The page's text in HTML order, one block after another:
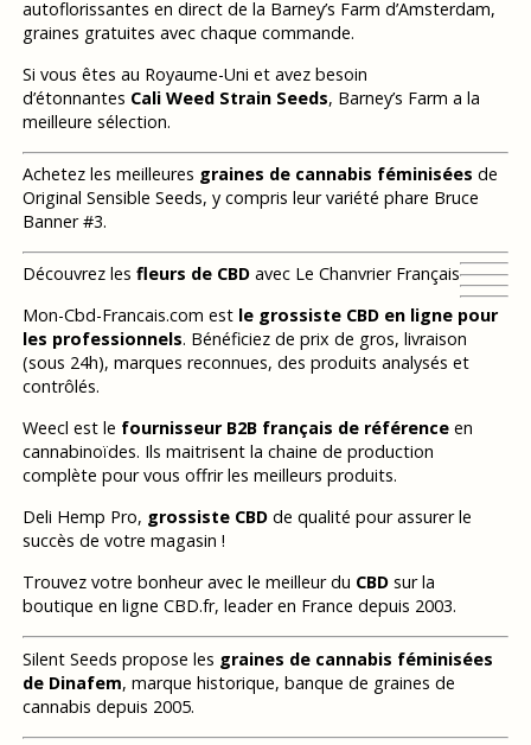
autoflorissantes en direct de la Barney’s Farm d’Amsterdam,
graines gratuites avec chaque commande.
Si vous êtes au Royaume-Uni et avez besoin
d’étonnantes Cali Weed Strain Seeds, Barney’s Farm a la
meilleure sélection.
Achetez les meilleures graines de cannabis féminisées de
Original Sensible Seeds, y compris leur variété phare Bruce
Banner #3.
Découvrez les fleurs de CBDavec Le Chanvrier Français
Mon-Cbd-Francais.com est le grossiste CBD en ligne pour
les professionnels. Bénéficiez de prix de gros, livraison
(sous 24h), marques reconnues, des produits analysés et
contrôlés.
Weecl est le fournisseur B2B français de référenceen
cannabinoïdes. Ils maitrisent la chaine de production
complète pour vous offrir les meilleurs produits.
Deli Hemp Pro, grossiste CBDde qualité pour assurer le
succès de votre magasin !
Trouvez votre bonheur avec le meilleur du CBDsur la
boutique en ligne CBD.fr, leader en France depuis 2003.
Silent Seeds propose les graines de cannabis féminisées
de Dinafem, marque historique, banque de graines de
cannabis depuis 2005.